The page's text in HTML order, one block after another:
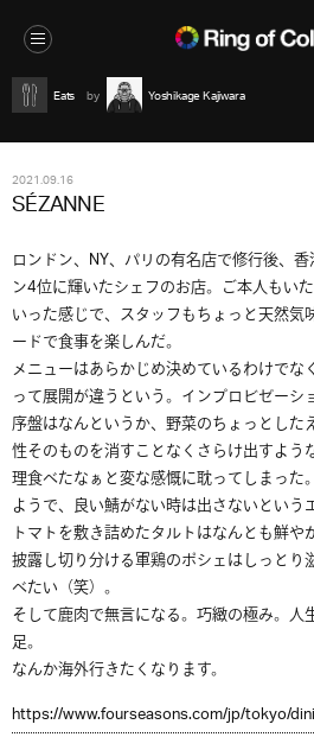
Eats Yoshikage Kajiwara
2021.09.16
SÉZANNE
ロンドン、NY、パリの有名店で修行後、
ン4位に輝いたシェフのお店。ご本人もい
いった感じで、スタッフもちょっと天然
ードで食事を楽しんだ。
メニューはあらかじめ決めているわけで
って展開が違うという。インプロビゼーシ
序盤はなんというか、野菜のちょっとし
性そのものを消すことなくさらけ出すよ
理食べたなぁと変な感慨に耽ってしまった
ようで、良い鯖がない時は出さないという
トマトを敷き詰めたタルトはなんとも鮮
披露し切り分ける軍鶏のポシェはしっと
べたい（笑）。
そして鹿肉で無言になる。巧緻の極み。
足。
なんか海外行きたくなります。
https://www.fourseasons.com/jp/tokyo/